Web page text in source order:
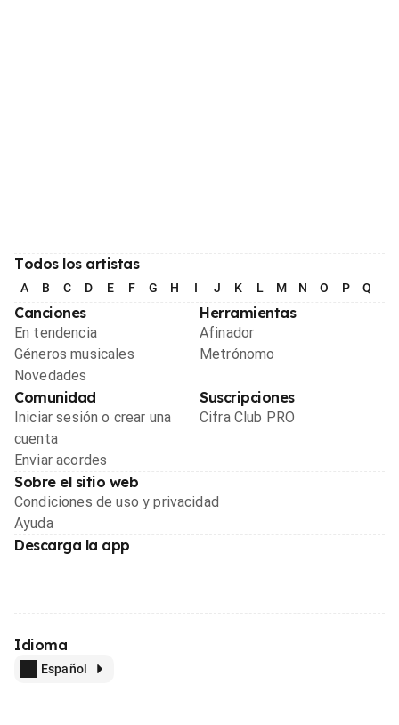
Todos los artistas
A B C D E F G H I J K L M N O P Q
Canciones
En tendencia
Géneros musicales
Novedades
Herramientas
Afinador
Metrónomo
Comunidad
Iniciar sesión o crear una
cuenta
Enviar acordes
Suscripciones
Cifra Club PRO
Sobre el sitio web
Condiciones de uso y privacidad
Ayuda
Descarga la app
Idioma
Español